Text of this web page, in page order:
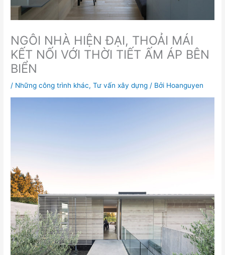
NGÔI NHÀ HIỆN ĐẠI, THOẢI MÁI
KẾT NỐI VỚI THỜI TIẾT ẤM ÁP BÊN
BIỂN
/ Những công trình khác,Tư vấn xây dựng / Bởi Hoanguyen